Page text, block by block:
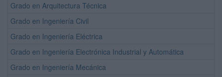
Grado en Arquitectura Técnica
Grado en Ingeniería Civil
Grado en Ingeniería Eléctrica
Grado en Ingeniería Electrónica Industrial y Automática
Grado en Ingeniería Mecánica